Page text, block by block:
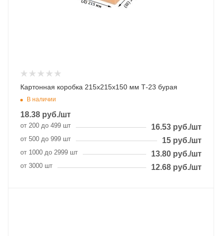
Картонная коробка 215х215х150 мм Т-23 бурая
В наличии
18.38 руб./шт
от 200 до 499 шт 16.53 руб./шт
от 500 до 999 шт 15 руб./шт
от 1000 до 2999 шт 13.80 руб./шт
от 3000 шт 12.68 руб./шт